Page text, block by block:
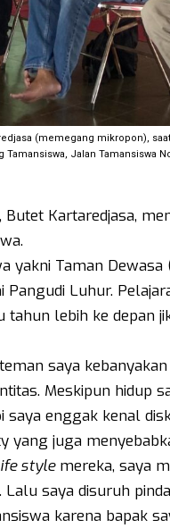
(memegang mikropon),
Jalan Tamansiswa
Kartaredjasa,
yakni Taman Dewasa
Luhur.
lebih ke depan
saya kebanyakan
Meskipun hidup
saya enggak kenal
yang juga
stylemereka, saya
saya disuruh
karena bapak